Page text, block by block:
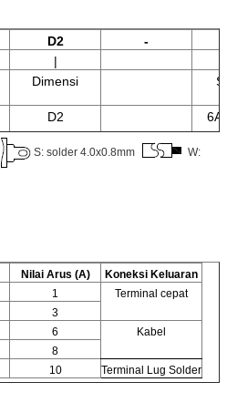
D2 -
|
Dimensi
D2 6A
S: solder 4.0x0.8mm
W:
Nilai Arus (A)
Koneksi Keluaran
1
Terminal cepat
3
6
Kabel
8
10 Terminal Lug Solder